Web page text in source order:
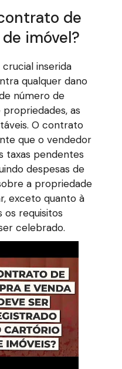
de
imóvel?
inserida
qualquer dano
número de
as
O contrato
que o vendedor
taxas pendentes
despesas de
a propriedade
exceto quanto à
requisitos
celebrado.